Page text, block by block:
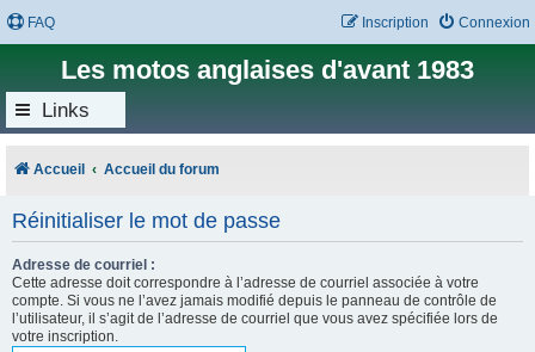
FAQ Connexion
Inscription
Les motos anglaises d'avant 1983
Links
Accueil Accueil du forum
Réinitialiser le mot de passe
Adresse de courriel :
Cette adresse doit correspondre à l’adresse de courriel associée à votre
compte. Si vous ne l’avez jamais modifié depuis le panneau de contrôle de
l’utilisateur, il s’agit de l’adresse de courriel que vous avez spécifiée lors de
votre inscription.